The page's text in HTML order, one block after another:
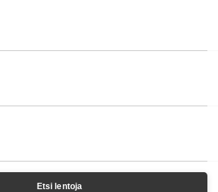
Etsi lentoja